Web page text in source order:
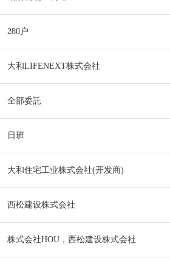
280户
大和LIFENEXT株式会社
全部委託
日班
大和住宅工业株式会社(开发商)
西松建设株式会社
株式会社HOU，西松建设株式会社